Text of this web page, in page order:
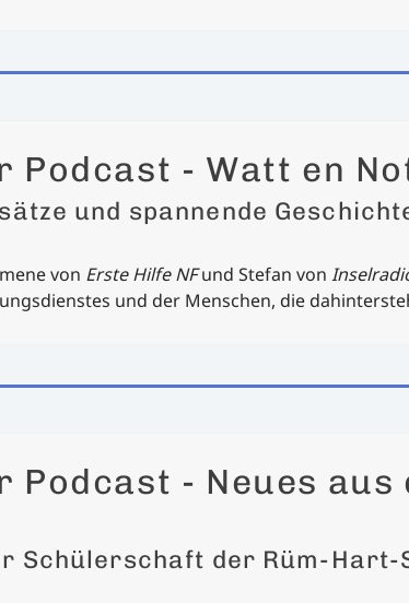
Podcast - Watt en
und spannende
von Erste Hilfe NFund Stefan von
und der Menschen, die
- Neues aus
Schülerschaft der Rüm-Hart-